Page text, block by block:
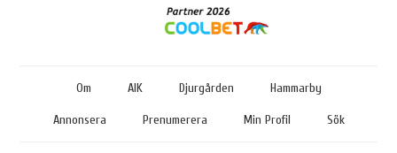
Om AIK Djurgården Hammarby
Annonsera Prenumerera Min Profil Sök